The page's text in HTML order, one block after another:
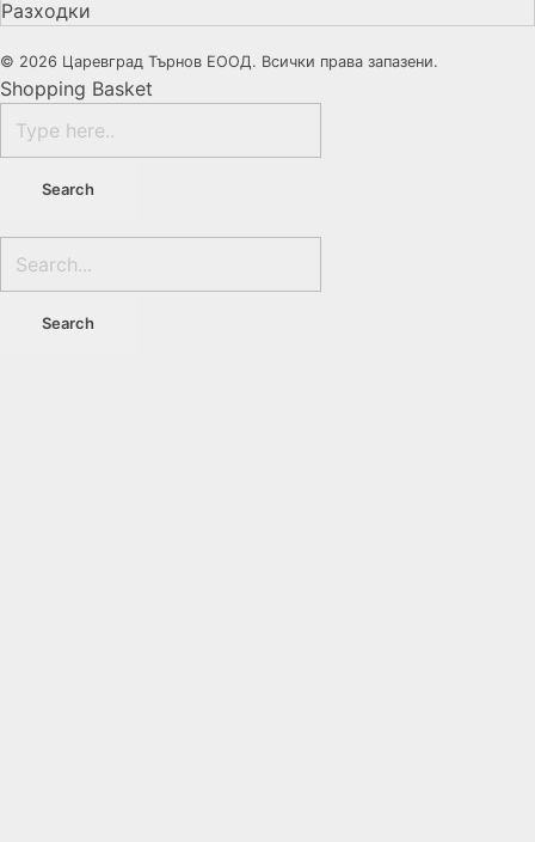
Разходки
© 2026 Царевград Търнов ЕООД. Всички права запазени.
Shopping Basket